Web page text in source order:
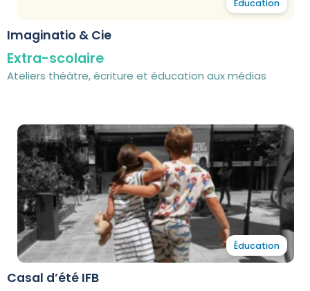
Éducation
Imaginatio & Cie
Extra-scolaire
Ateliers théâtre, écriture et éducation aux médias
Éducation
Casal d’été IFB